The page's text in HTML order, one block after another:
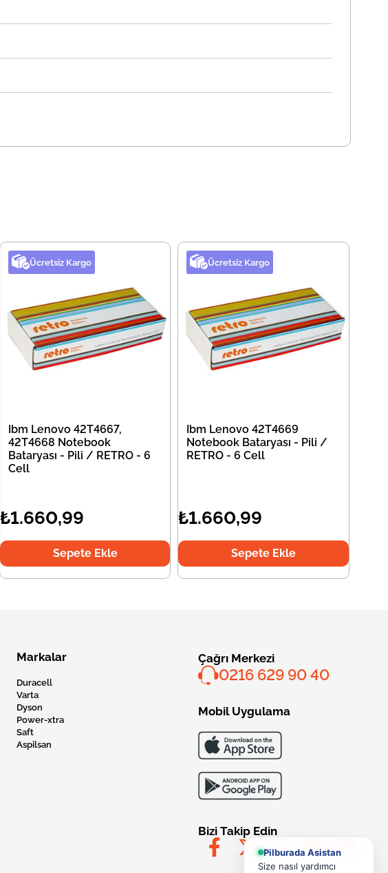
Ücretsiz Kargo
Ibm Lenovo 42T4667,
42T4668 Notebook
Bataryası - Pili / RETRO - 6
Cell
₺1.660,99
Sepete Ekle
Ücretsiz Kargo
Ibm Lenovo 42T4669
Notebook Bataryası - Pili /
RETRO - 6 Cell
₺1.660,99
Sepete Ekle
Markalar
Duracell
Varta
Dyson
Power-xtra
Saft
Aspilsan
Çağrı Merkezi
0216 629 90 40
Mobil Uygulama
Bizi Takip Edin
Pilburada Asistan
Size nasıl yardımcı